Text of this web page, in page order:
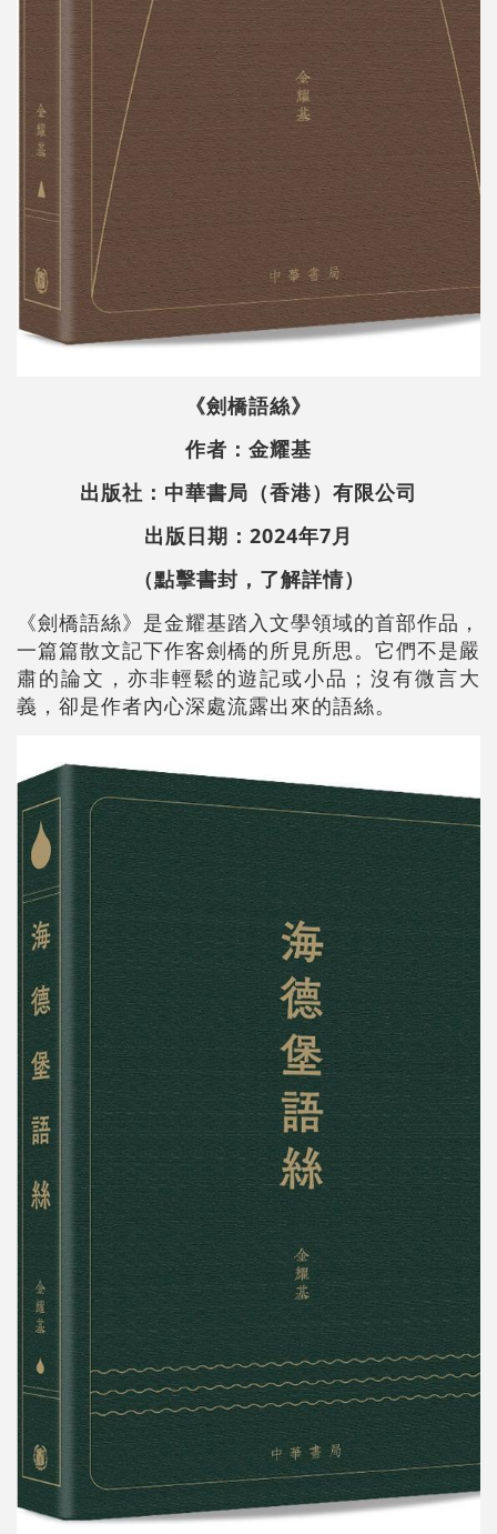
《劍橋語絲》
作者：金耀基
出版社：中華書局（香港）有限公司
出版日期：2024年7月
（點擊書封，了解詳情）
《劍橋語絲》是金耀基踏入文學領域的首部作品，
一篇篇散文記下作客劍橋的所見所思。它們不是嚴
肅的論文，亦非輕鬆的遊記或小品；沒有微言大
義，卻是作者內心深處流露出來的語絲。